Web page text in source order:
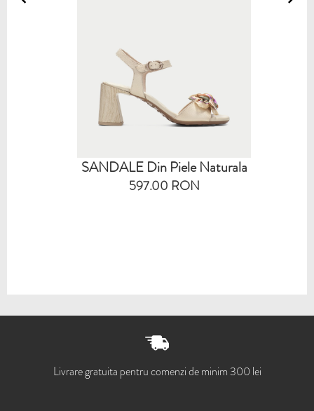
SANDALE Din Piele Naturala
597.00 RON
Livrare gratuita pentru comenzi de minim 300 lei